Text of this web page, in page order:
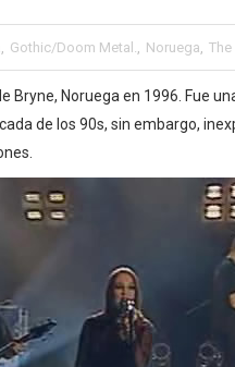
, Gothic/Doom Metal., Noruega, The
Bryne, Noruega en 1996. Fue
de los 90s, sin embargo,